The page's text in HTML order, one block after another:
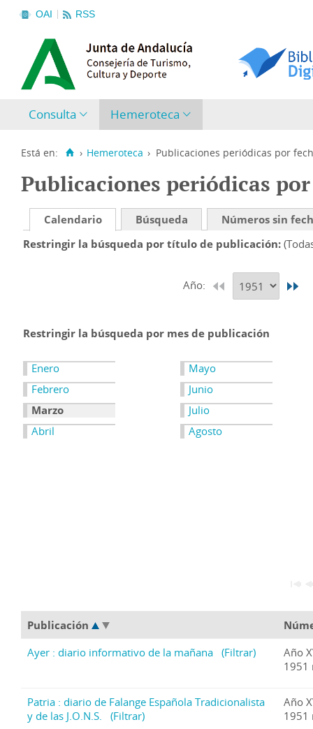
OAI RSS
Consulta Hemeroteca
Está en: › Hemeroteca › Publicaciones periódicas por
Publicaciones periódicas
Calendario Búsqueda
Números sin
Restringir la búsqueda por título de publicación
Año:
Restringir la búsqueda por mes de publicación
Enero
Febrero
Marzo
Abril
Mayo
Junio
Julio
Agosto
Publicación
Ayer : diario informativo de la mañana (Filtrar)
Año
1951
Patria : diario de Falange Española Tradicionalista
y de las J.O.N.S.
(Filtrar)
Año
1951